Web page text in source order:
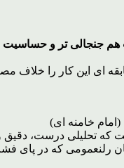
گسترده دولتی ها در انتخابات
ای این کار را خلاف
خامنه ای)
تحلیلی درست، دقیق و